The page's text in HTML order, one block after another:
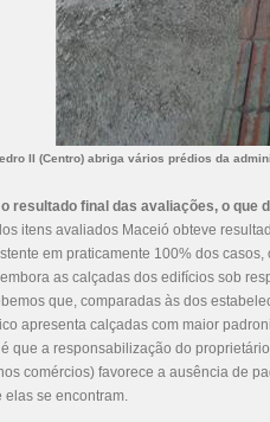
II (Centro) abriga vários prédios da
resultado final das avaliações, o que
itens avaliados Maceió obteve
em praticamente 100% dos
as calçadas dos edifícios sob
que, comparadas às dos
apresenta calçadas com maior
que a responsabilização do
comércios) favorece a ausência de
se encontram.